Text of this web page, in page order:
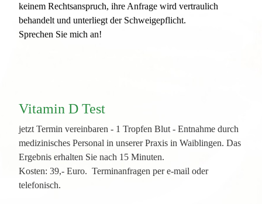
keinem Rechtsanspruch, ihre Anfrage wird vertraulich
behandelt und unterliegt der Schweigepflicht.
Sprechen Sie mich an!
Vitamin D Test
jetzt Termin vereinbaren - 1 Tropfen Blut - Entnahme durch
medizinisches Personal in unserer Praxis in Waiblingen. Das
Ergebnis erhalten Sie nach 15 Minuten.
Kosten: 39,- Euro. Terminanfragen per e-mail oder
telefonisch.